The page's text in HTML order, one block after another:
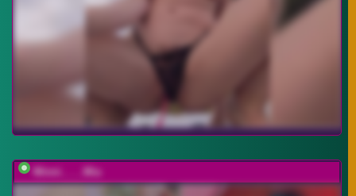
Minni____Mia